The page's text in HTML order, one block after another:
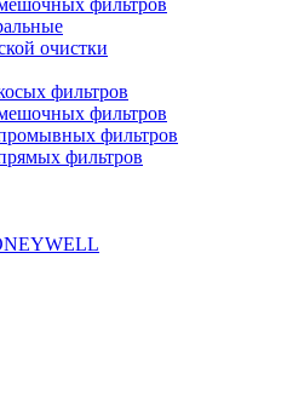
очистки
фильтров
фильтров
фильтров
фильтров